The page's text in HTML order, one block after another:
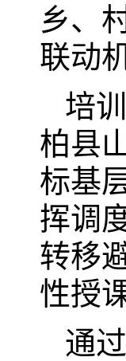
乡、
联动
培
柏县
标基
挥调
转移
性授
通